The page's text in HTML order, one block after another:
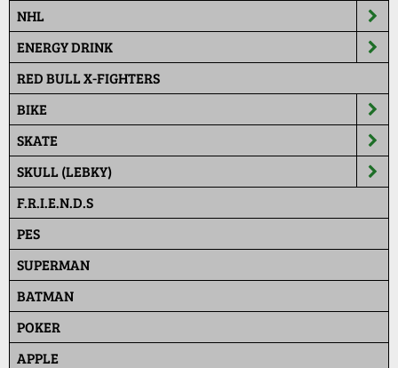
NHL
ENERGY DRINK
RED BULL X-FIGHTERS
BIKE
SKATE
SKULL (LEBKY)
F.R.I.E.N.D.S
PES
SUPERMAN
BATMAN
POKER
APPLE